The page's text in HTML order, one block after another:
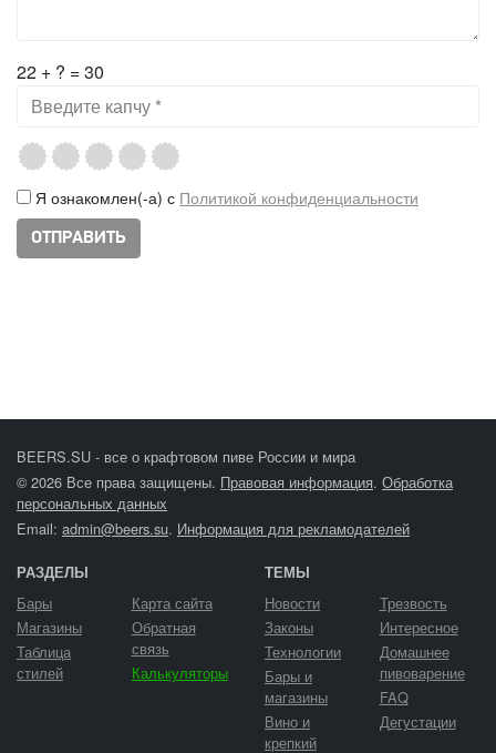
22 + ? = 30
Я ознакомлен(-а) с Политикой конфиденциальности
BEERS.SU - все о крафтовом пиве России и мира
© 2026 Все права защищены. Правовая информация. Обработка
персональных данных
Email: admin@beers.su. Информация для рекламодателей
РАЗДЕЛЫ
Бары
Магазины
Таблица
стилей
Карта сайта
Обратная
связь
Калькуляторы
ТЕМЫ
Новости
Законы
Технологии
Бары и
магазины
Вино и
крепкий
Трезвость
Интересное
Домашнее
пивоварение
FAQ
Дегустации